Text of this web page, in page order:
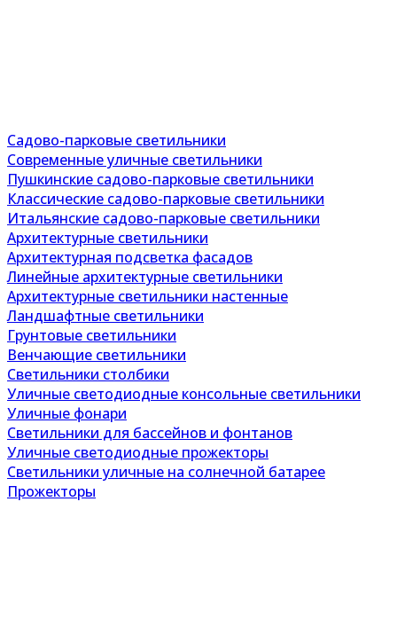
Садово-парковые светильники
Современные уличные светильники
Пушкинские садово-парковые светильники
Классические садово-парковые светильники
Итальянские садово-парковые светильники
Архитектурные светильники
Архитектурная подсветка фасадов
Линейные архитектурные светильники
Архитектурные светильники настенные
Ландшафтные светильники
Грунтовые светильники
Венчающие светильники
Светильники столбики
Уличные светодиодные консольные светильники
Уличные фонари
Светильники для бассейнов и фонтанов
Уличные светодиодные прожекторы
Светильники уличные на солнечной батарее
Прожекторы